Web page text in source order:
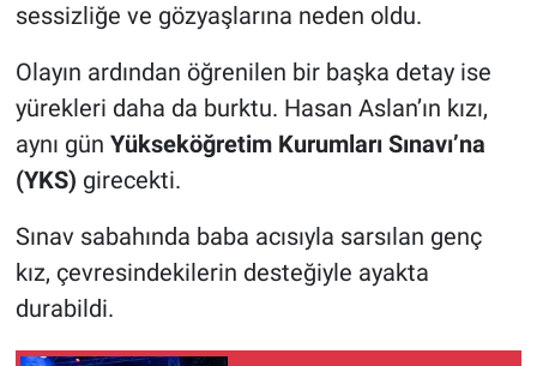
sessizliğe ve gözyaşlarına neden oldu.
Olayın ardından öğrenilen bir başka detay ise
yürekleri daha da burktu. Hasan Aslan’ın kızı,
aynı gün Yükseköğretim Kurumları Sınavı’na
(YKS) girecekti.
Sınav sabahında baba acısıyla sarsılan genç
kız, çevresindekilerin desteğiyle ayakta
durabildi.